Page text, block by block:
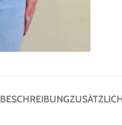
BESCHREIBUNG